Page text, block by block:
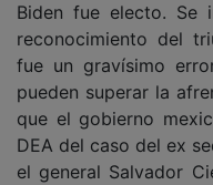
Biden fue electo. Se
reconocimiento del
fue un gravísimo
pueden superar la
que el gobierno
DEA del caso del ex
el general Salvador